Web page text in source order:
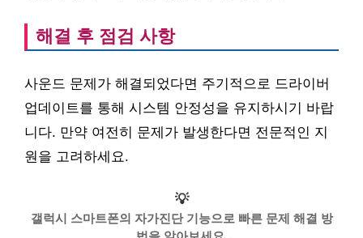
해결 후 점검 사항
사운드 문제가 해결되었다면 주기적으로 드라이버
업데이트를 통해 시스템 안정성을 유지하시기 바랍
니다. 만약 여전히 문제가 발생한다면 전문적인 지
원을 고려하세요.
💡
갤럭시 스마트폰의 자가진단 기능으로 빠른 문제 해결 방